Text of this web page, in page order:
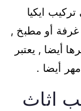
ايكيا
غرفة أو مطبخ ,
أيضا , يعتبر
أيضا .
اثاث